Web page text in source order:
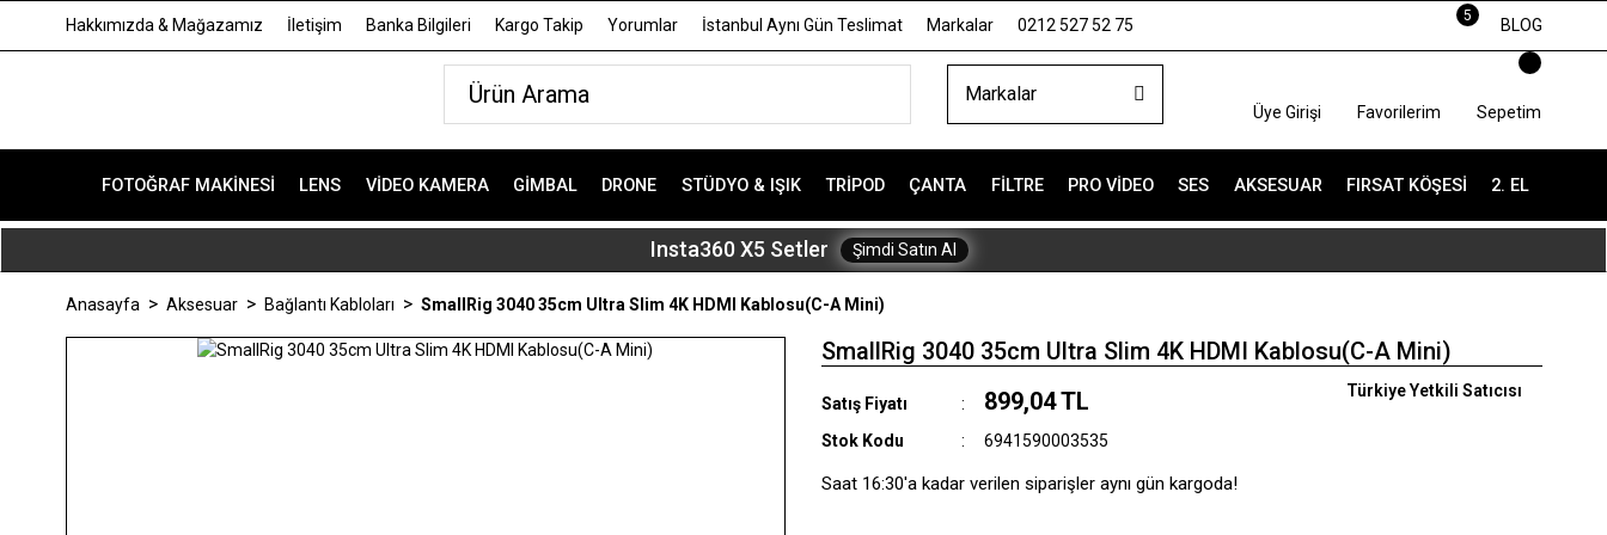
Hakkımızda & Mağazamız İletişim Banka Bilgileri Kargo Takip Yorumlar İstanbul Aynı Gün Teslimat Markalar 0212 527 52 75
5
BLOG
Markalar
Üye Girişi Favorilerim Sepetim
FOTOĞRAF MAKINESI LENS VIDEO KAMERA GIMBAL DRONE STÜDYO & IŞIK TRIPOD ÇANTA FILTRE PRO VIDEO SES AKSESUAR FIRSAT KÖŞESI 2. EL
Insta360 X5 Setler Şimdi Satın Al
Anasayfa Aksesuar Bağlantı Kabloları SmallRig 3040 35cm Ultra Slim 4K HDMI Kablosu(C-A Mini)
SmallRig 3040 35cm Ultra Slim 4K HDMI Kablosu(C-A Mini)
Satış Fiyatı 899,04 TL
Stok Kodu 6941590003535
Türkiye Yetkili Satıcısı
Saat 16:30'a kadar verilen siparişler aynı gün kargoda!